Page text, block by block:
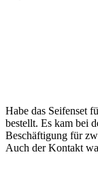
Habe das Seifenset
bestellt. Es kam bei
Beschäftigung für
Auch der Kontakt